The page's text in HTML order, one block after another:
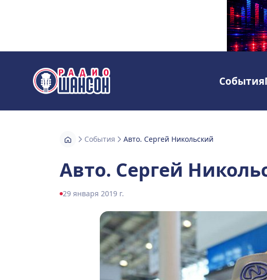
Радио Шансон События
События Авто. Сергей Никольский
Авто. Сергей
29 января 2019 г.